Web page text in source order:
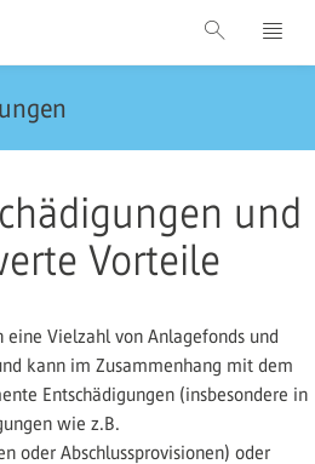
und
Vorteile
Vielzahl von Anlagefonds und
kann im Zusammenhang mit dem
Entschädigungen (insbesondere in
wie z.B.
oder Abschlussprovisionen) oder